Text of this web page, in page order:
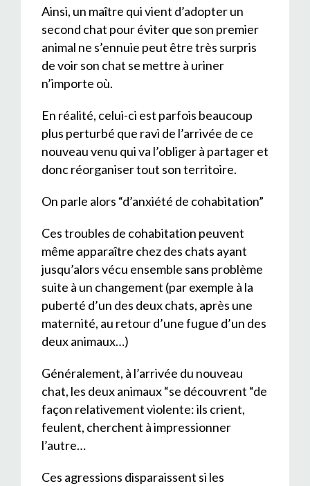
Ainsi, un maître qui vient d’adopter un
second chat pour éviter que son premier
animal ne s’ennuie peut être très surpris
de voir son chat se mettre à uriner
n’importe où.
En réalité, celui-ci est parfois beaucoup
plus perturbé que ravi de l’arrivée de ce
nouveau venu qui va l’obliger à partager et
donc réorganiser tout son territoire.
On parle alors “d’anxiété de cohabitation”
Ces troubles de cohabitation peuvent
même apparaître chez des chats ayant
jusqu’alors vécu ensemble sans problème
suite à un changement (par exemple à la
puberté d’un des deux chats, après une
maternité, au retour d’une fugue d’un des
deux animaux…)
Généralement, à l’arrivée du nouveau
chat, les deux animaux “se découvrent “de
façon relativement violente: ils crient,
feulent, cherchent à impressionner
l’autre…
Ces agressions disparaissent si les